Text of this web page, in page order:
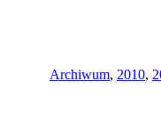
Archiwum, 2010,